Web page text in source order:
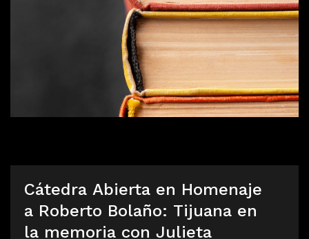
Cátedra Abierta en Homenaje
a Roberto Bolaño: Tijuana en
la memoria con Julieta